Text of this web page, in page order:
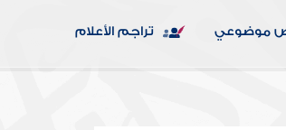
موضوعي تراجم الأعلام